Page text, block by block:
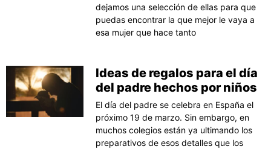
dejamos una selección de ellas para que
puedas encontrar la que mejor le vaya a
esa mujer que hace tanto
Ideas de regalos para el día
del padre hechos por niños
El día del padre se celebra en España el
próximo 19 de marzo. Sin embargo, en
muchos colegios están ya ultimando los
preparativos de esos detalles que los